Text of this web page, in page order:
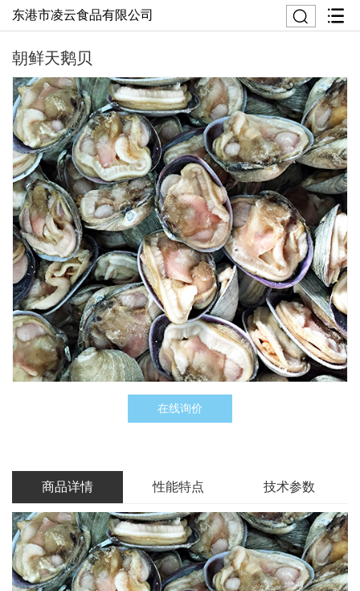
东港市凌云食品有限公司
朝鲜天鹅贝
在线询价
商品详情 性能特点 技术参数